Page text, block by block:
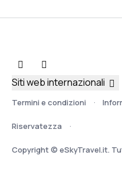
Termini e condizioni
Riservatezza
Copyright © eSkyTravel.it.
Siti web internazionali